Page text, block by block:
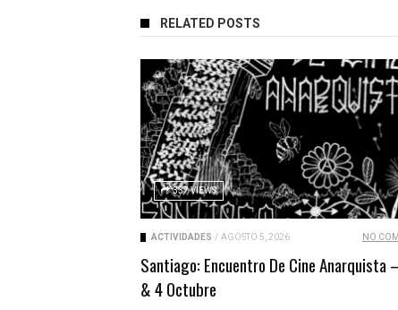
RELATED POSTS
337 VIEWS
ACTIVIDADES / AGOSTO 5, 2026 NO
Santiago: Encuentro De Cine Anarquista
& 4 Octubre